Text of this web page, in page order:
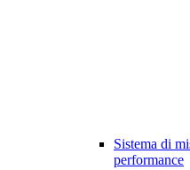
Sistema di
performance